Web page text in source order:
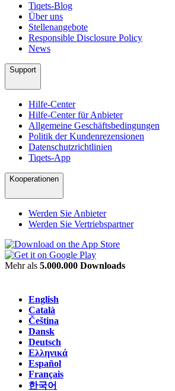
Tiqets-Blog
Über uns
Stellenangebote
Responsible Disclosure Policy
News
Support
Hilfe-Center
Hilfe-Center für Anbieter
Allgemeine Geschäftsbedingungen
Politik der Kundenrezensionen
Datenschutzrichtlinien
Tiqets-App
Kooperationen
Werden Sie Anbieter
Werden Sie Vertriebspartner
Mehr als 5.000.000 Downloads
English
Català
Čeština
Dansk
Deutsch
Ελληνικά
Español
Français
한국어